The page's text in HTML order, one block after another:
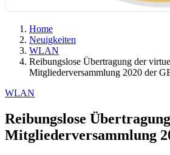
Home
Neuigkeiten
WLAN
Reibungslose Übertragung der
Mitgliederversammlung 2020 der
WLAN
Reibungslose
Mitgliederversammlung